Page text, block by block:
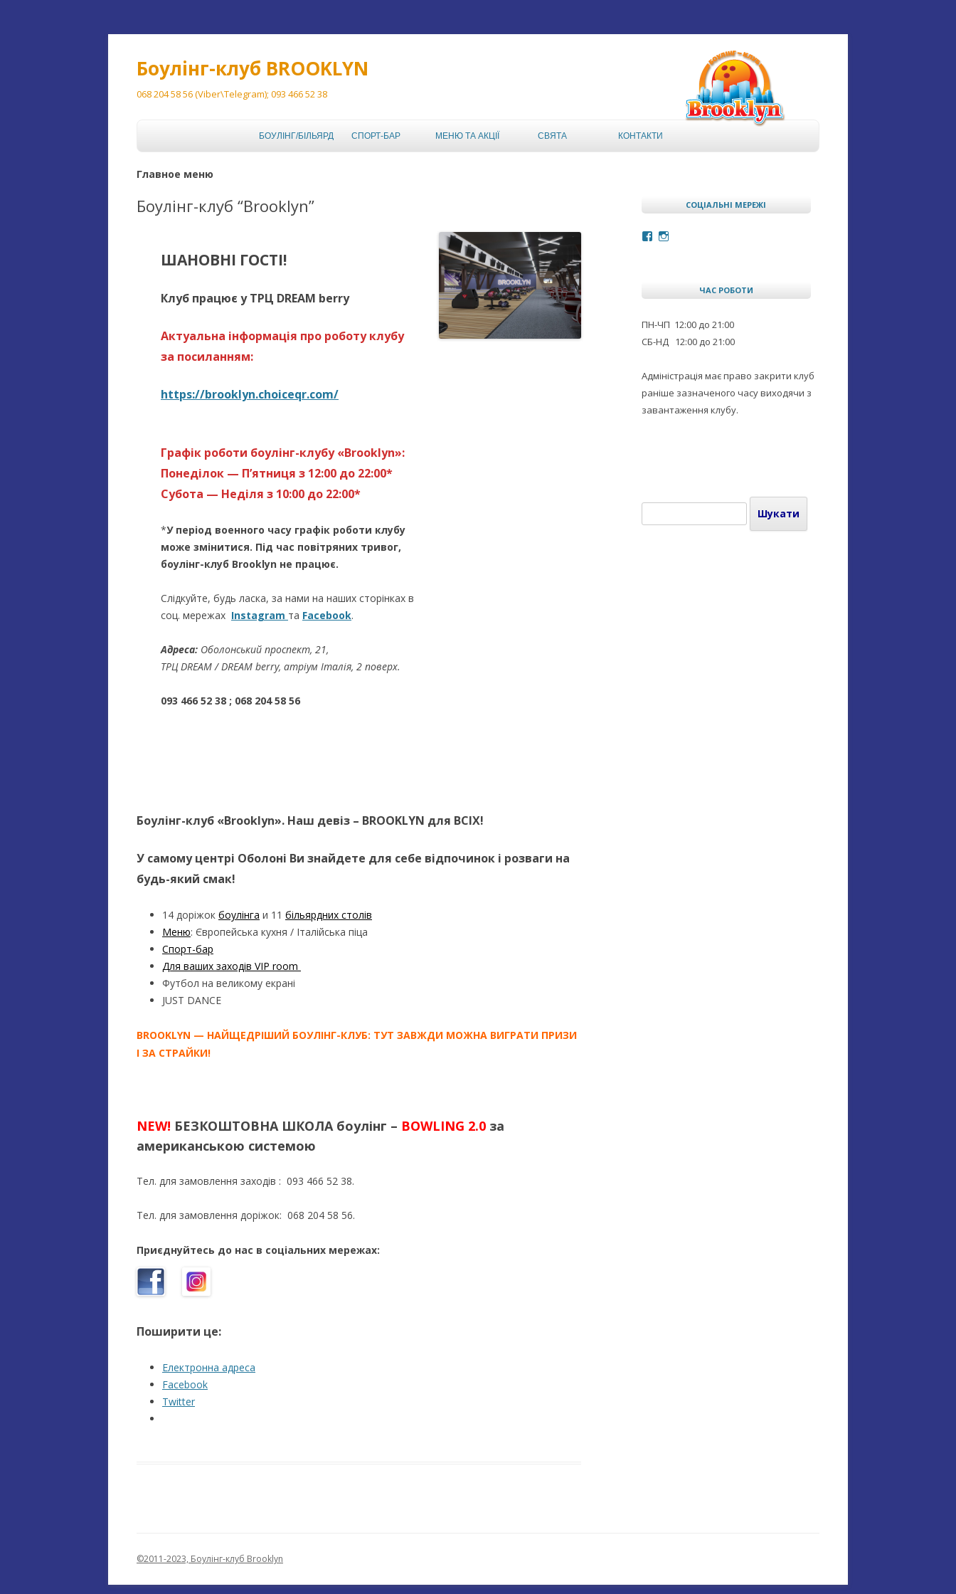
Боулінг-клуб BROOKLYN
068 204 58 56 (Viber\Telegram); 093 466 52 38
БОУЛІНГ/БІЛЬЯРД
ШКІЛЬНИЙ ЧЕМПІОНАТ
ИНДВИВИДУАЛЬНЫЙ
ABL
СПОРТ-БАР МЕНЮ ТА АКЦІЇ СВЯТА
КОРПОРАТИВ,
КОРПОРАТИВНИЙ
ВІДПОЧИНОК У
БОУЛІНГ-КЛУБІ
КОНТАКТИ
Главное меню
Боулінг-клуб “Brooklyn”
ШАНОВНІ ГОСТІ!
Клуб працює у ТРЦ DREAM berry
Актуальна інформація про роботу клубу
за посиланням:
https://brooklyn.choiceqr.com/
Графік роботи боулінг-клубу «Brooklyn»:
Понеділок — П’ятниця з 12:00 до 22:00*
Субота — Неділя з 10:00 до 22:00*
*У період военного часу графік роботи клубу
може змінитися. Під час повітряних тривог,
боулінг-клуб Brooklyn не працює.
Слідкуйте, будь ласка, за нами на наших сторінках в
соц. мережах Instagram та Facebook.
Адреса: Оболонський проспект, 21,
ТРЦ DREAM / DREAM berry, атріум Італія, 2 поверх.
093 466 52 38 ; 068 204 58 56
Боулінг-клуб «Brooklyn». Наш девіз – BROOKLYN для ВСІХ!
У самому центрі Оболоні Ви знайдете для себе відпочинок і розваги на
будь-який смак!
14 доріжок боулінга и 11 більярдних столів
Меню: Європейська кухня / Італійська піца
Спорт-бар
Для ваших заходів VIP room
Футбол на великому екрані
JUST DANCE
BROOKLYN — НАЙЩЕДРІШИЙ БОУЛІНГ-КЛУБ: ТУТ ЗАВЖДИ МОЖНА ВИГРАТИ ПРИЗИ
І ЗА СТРАЙКИ!
NEW! БЕЗКОШТОВНА ШКОЛА боулінг – BOWLING 2.0 за
американською системою
Тел. для замовлення заходів : 093 466 52 38.
Тел. для замовлення доріжок: 068 204 58 56.
Приєднуйтесь до нас в соціальних мережах:
Поширити це:
Електронна адреса
Facebook
Twitter
СОЦІАЛЬНІ МЕРЕЖІ
Facebook
Instagram
ЧАС РОБОТИ
ПН-ЧП 12:00 до 21:00
СБ-НД 12:00 до 21:00
Адміністрація має право закрити клуб
раніше зазначеного часу виходячи з
завантаження клубу.
Пошук:
©2011-2023, Боулінг-клуб Brooklyn